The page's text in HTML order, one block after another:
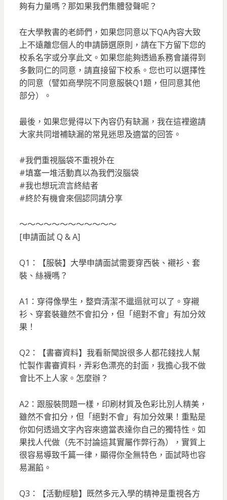
夠有力量嗎？那如果我們集體發聲呢？
在大學教書的老師們，如果您同意以下QA內容大致
上不遠離您個人的申請篩選原則，請在下方留下您的
校系名字或分享此文。如果您能夠透過系務會議得到
多數同仁的同意，請直接留下校系。您也可以選擇性
的同意（譬如商學院不同意服裝Q1題，但同意其他
部分）。
最後，如果您覺得以下內容仍有缺漏，我在這裡邀請
大家共同增補缺漏的常見迷思及適當的回答。
#我們重視腦袋不重視外在
#填塞一堆活動真以為我們沒腦袋
#我也想玩流言終結者
#終於有機會來個認同請分享
～～～～～～～～～～～～
[申請面試 Q & A]
Q1：【服裝】大學申請面試需要穿西裝、襯衫、套
裝、絲襪嗎？
A1：穿得像學生，整齊清潔不邋遢就可以了。穿襯
衫、穿套裝雖然不會扣分，但「絕對不會」有加分效
果！
Q2：【書審資料】我看新聞說很多人都花錢找人幫
忙製作書審資料，弄彩色漂亮的封面，我擔心我不做
會比不上人家。怎麼辦？
A2：跟服裝問題一樣，印刷材質及色彩比別人精美，
雖然不會扣分，但「絕對不會」有加分效果！重點是
你如何透過文字內容來適當表達你自己的獨特性。如
果找人代做（先不討論這其實屬作弊行為），實質上
很容易導致千篇一律，顯得你全無特色，面試時也容
易漏餡。
Q3：【活動經驗】既然多元入學的精神是重視各方